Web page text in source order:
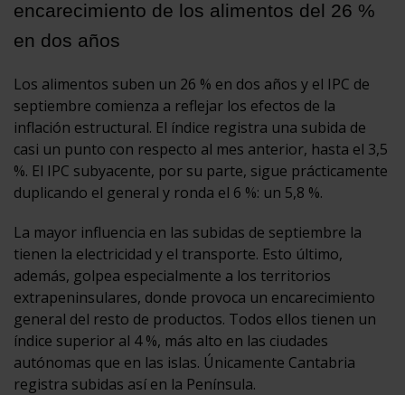
encarecimiento de los alimentos del 26 %
en dos años
Los alimentos suben un 26 % en dos años y el IPC de
septiembre comienza a reflejar los efectos de la
inflación estructural. El índice registra una subida de
casi un punto con respecto al mes anterior, hasta el 3,5
%. El IPC subyacente, por su parte, sigue prácticamente
duplicando el general y ronda el 6 %: un 5,8 %.
La mayor influencia en las subidas de septiembre la
tienen la electricidad y el transporte. Esto último,
además, golpea especialmente a los territorios
extrapeninsulares, donde provoca un encarecimiento
general del resto de productos. Todos ellos tienen un
índice superior al 4 %, más alto en las ciudades
autónomas que en las islas. Únicamente Cantabria
registra subidas así en la Península.